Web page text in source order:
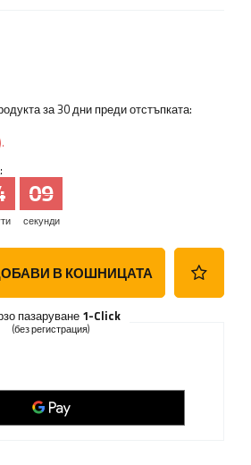
за 30 дни преди отстъпката:
).
секунди
09
В КОШНИЦАТА
пазаруване 1-Click
(без регистрация)